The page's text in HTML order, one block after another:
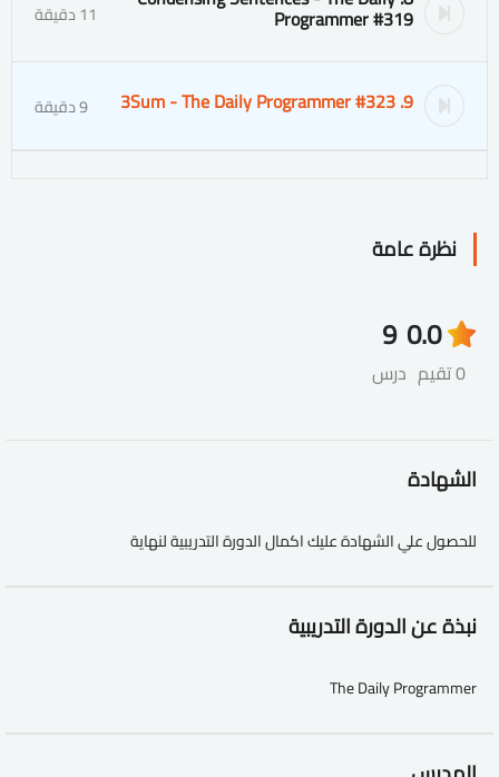
Programmer #319 11 دقيقة
9. 3Sum - The Daily Programmer #323 9 دقيقة
نظرة عامة
0.0
0 تقيم
9
درس
الشهادة
للحصول علي الشهادة عليك اكمال الدورة التدريبية لنهاية
نبذة عن الدورة التدريبية
The Daily Programmer